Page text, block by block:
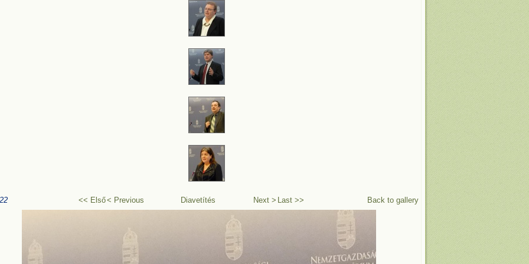
22 << Első< Previous Diavetítés Next > Last >> Back to gallery